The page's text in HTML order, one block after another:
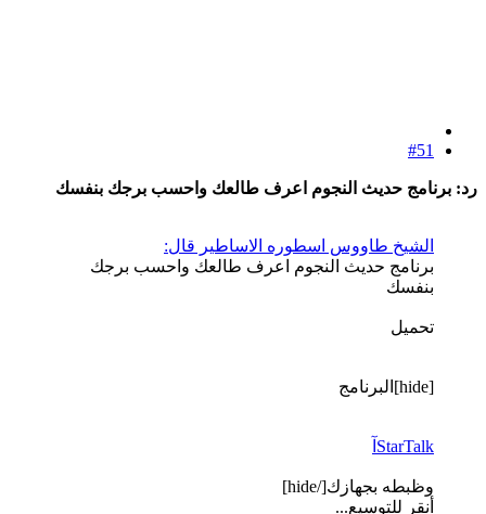
#51
رد: برنامج حديث النجوم اعرف طالعك واحسب برجك بنفسك
الشيخ طاووس اسطوره الاساطير قال:
برنامج حديث النجوم اعرف طالعك واحسب برجك
بنفسك
تحميل
[hide]البرنامج
StarTalkآ
وظبطه بجهازك[/hide]
أنقر للتوسيع...